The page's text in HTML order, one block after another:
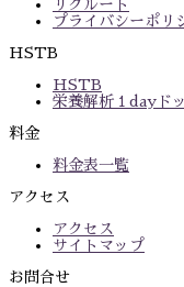
リクルート
プライバシーポリ
HSTB
HSTB
栄養解析１dayド
料金
料金表一覧
アクセス
アクセス
サイトマップ
お問合せ